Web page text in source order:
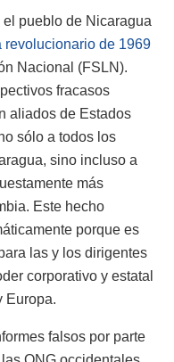
pueblo de Nicaragua
revolucionario de 1969
Nacional (FSLN).
fracasos
aliados de Estados
sólo a todos los
sino incluso a
más
Este hecho
porque es
las y los dirigentes
corporativo y estatal
Europa.
falsos por parte